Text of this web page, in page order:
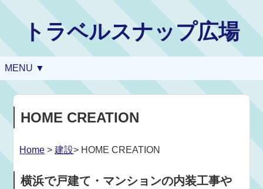
トラベルスナップ広場
MENU ▼
HOME CREATION
Home >建設> HOME CREATION
横浜で戸建て・マンションの内装工事や